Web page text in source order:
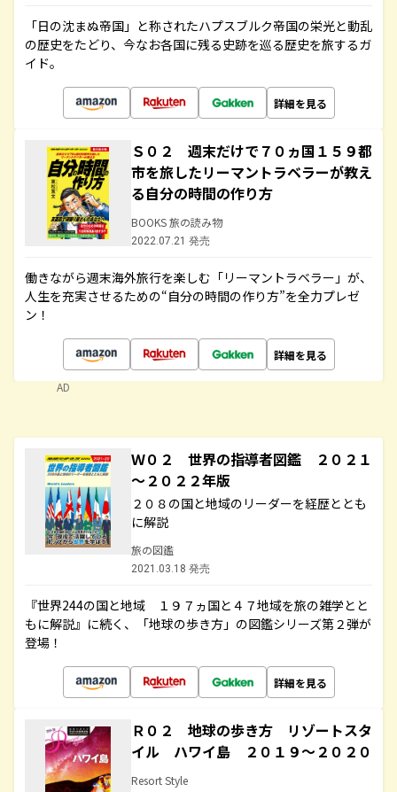
「日の沈まぬ帝国」と称されたハプスブルク帝国の栄光と動乱
の歴史をたどり、今なお各国に残る史跡を巡る歴史を旅するガ
イド。
詳細を見る
Ｓ０２ 週末だけで７０ヵ国１５９都
市を旅したリーマントラベラーが教え
る自分の時間の作り方
BOOKS 旅の読み物
2022.07.21 発売
働きながら週末海外旅行を楽しむ「リーマントラベラー」が、
人生を充実させるための“自分の時間の作り方”を全力プレゼ
ン！
詳細を見る
AD
Ｗ０２ 世界の指導者図鑑 ２０２１
～２０２２年版
２０８の国と地域のリーダーを経歴ととも
に解説
旅の図鑑
2021.03.18 発売
『世界244の国と地域 １９７ヵ国と４７地域を旅の雑学とと
もに解説』に続く、「地球の歩き方」の図鑑シリーズ第２弾が
登場！
詳細を見る
Ｒ０２ 地球の歩き方 リゾートスタ
イル ハワイ島 ２０１９～２０２０
Resort Style